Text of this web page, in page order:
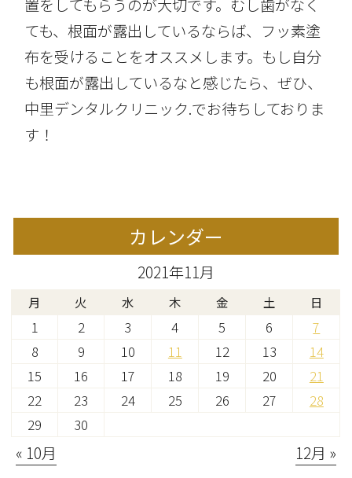
置をしてもらうのが大切です。むし歯がなく
ても、根面が露出しているならば、フッ素塗
布を受けることをオススメします。もし自分
も根面が露出しているなと感じたら、ぜひ、
中里デンタルクリニック.でお待ちしておりま
す！
カレンダー
2021年11月
月 火 水 木 金 土 日
1 2 3 4 5 6
7
8
9 10 11 12 13
14
15
16 17 18 19 20
21
22
23 24 25 26 27
28
29
30
« 10月 12月 »